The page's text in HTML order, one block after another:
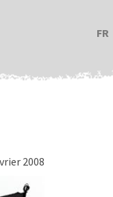
FR
2008